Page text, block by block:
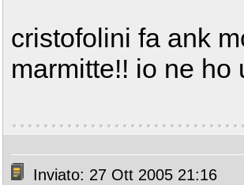
cristofolini fa ank
marmitte!! io ne ho
Inviato: 27 Ott 2005 21:16